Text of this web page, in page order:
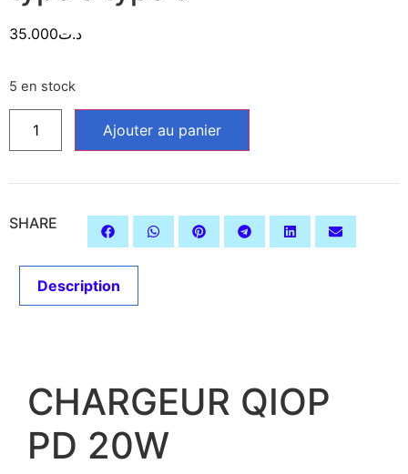
د.ت35.000
5 en stock
Ajouter au panier
SHARE
Description
CHARGEUR QIOP
PD 20W